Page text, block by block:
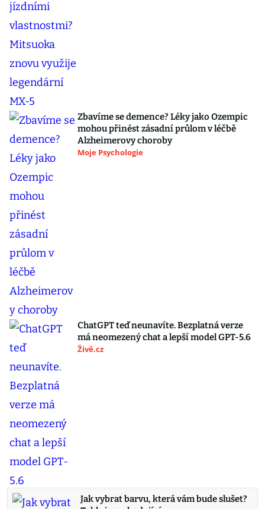
Zbavíme se demence? Léky jako Ozempic
mohou přinést zásadní průlom v léčbě
Alzheimerovy choroby
Moje Psychologie
ChatGPT teď neunavíte. Bezplatná verze
má neomezený chat a lepší model GPT-5.6
Živě.cz
Jak vybrat barvu, která vám bude slušet?